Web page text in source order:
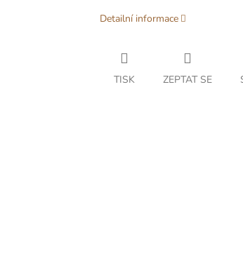
Detailní informace
TISK ZEPTAT SE